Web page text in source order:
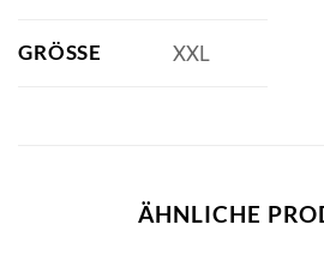
GRÖSSE XXL
ÄHNLICHE